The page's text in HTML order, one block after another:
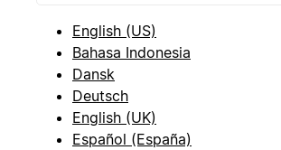
English (US)
Bahasa Indonesia
Dansk
Deutsch
English (UK)
Español (España)